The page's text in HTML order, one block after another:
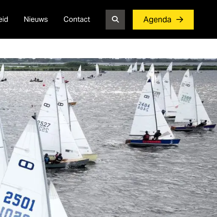
Nieuws Contact Agenda